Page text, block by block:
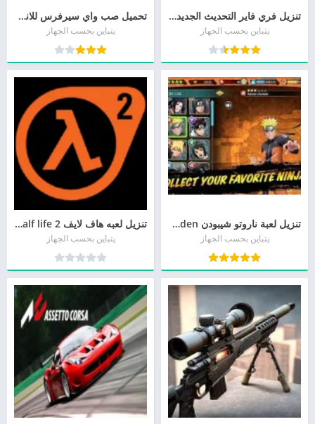
تنزيل فري فاير التحديث الجديد 2026 Free fire مجانا
يتباين بحسب الجهاز
تحميل صب واي سيرفرس للاندرويد وايفون Subway Surfers
يتباين بحسب الجهاز
تنزيل لعبة ناروتو شيبودن Naruto Shippuden للأندرويد وللأيفون برابط مباشر
يتباين بحسب الجهاز
تنزيل لعبه هاف لايف 2 Half life للأندرويد وللأيفون مجانا
يتباين بحسب الجهاز